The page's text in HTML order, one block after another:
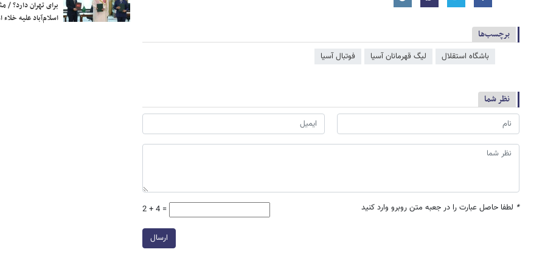
برچسب‌ها
باشگاه استقلال لیگ قهرمانان آسیا فوتبال آسیا
نظر شما
* لطفا حاصل عبارت را در جعبه متن روبرو وارد کنید 2 + 4 =
ارسال
برای تهران دارد؟ /
اسلام‌آباد علیه